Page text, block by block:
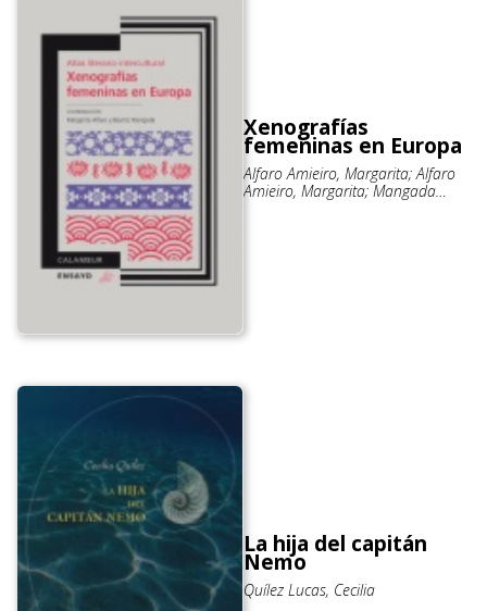
Xenografías
femeninas en Europa
Alfaro Amieiro, Margarita; Alfaro
Amieiro, Margarita; Mangada
La hija del capitán
Nemo
Quílez Lucas, Cecilia